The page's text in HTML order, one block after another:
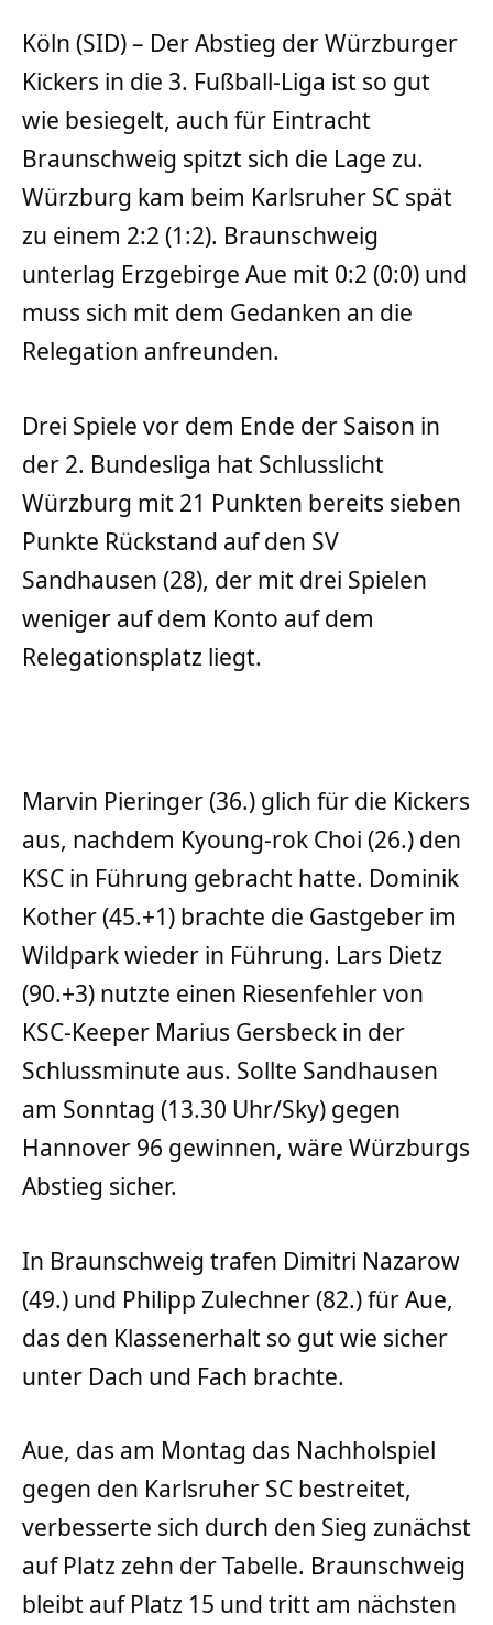
Köln (SID) – Der Abstieg der Würzburger
Kickers in die 3. Fußball-Liga ist so gut
wie besiegelt, auch für Eintracht
Braunschweig spitzt sich die Lage zu.
Würzburg kam beim Karlsruher SC spät
zu einem 2:2 (1:2). Braunschweig
unterlag Erzgebirge Aue mit 0:2 (0:0) und
muss sich mit dem Gedanken an die
Relegation anfreunden.
Drei Spiele vor dem Ende der Saison in
der 2. Bundesliga hat Schlusslicht
Würzburg mit 21 Punkten bereits sieben
Punkte Rückstand auf den SV
Sandhausen (28), der mit drei Spielen
weniger auf dem Konto auf dem
Relegationsplatz liegt.
Marvin Pieringer (36.) glich für die Kickers
aus, nachdem Kyoung-rok Choi (26.) den
KSC in Führung gebracht hatte. Dominik
Kother (45.+1) brachte die Gastgeber im
Wildpark wieder in Führung. Lars Dietz
(90.+3) nutzte einen Riesenfehler von
KSC-Keeper Marius Gersbeck in der
Schlussminute aus. Sollte Sandhausen
am Sonntag (13.30 Uhr/Sky) gegen
Hannover 96 gewinnen, wäre Würzburgs
Abstieg sicher.
In Braunschweig trafen Dimitri Nazarow
(49.) und Philipp Zulechner (82.) für Aue,
das den Klassenerhalt so gut wie sicher
unter Dach und Fach brachte.
Aue, das am Montag das Nachholspiel
gegen den Karlsruher SC bestreitet,
verbesserte sich durch den Sieg zunächst
auf Platz zehn der Tabelle. Braunschweig
bleibt auf Platz 15 und tritt am nächsten